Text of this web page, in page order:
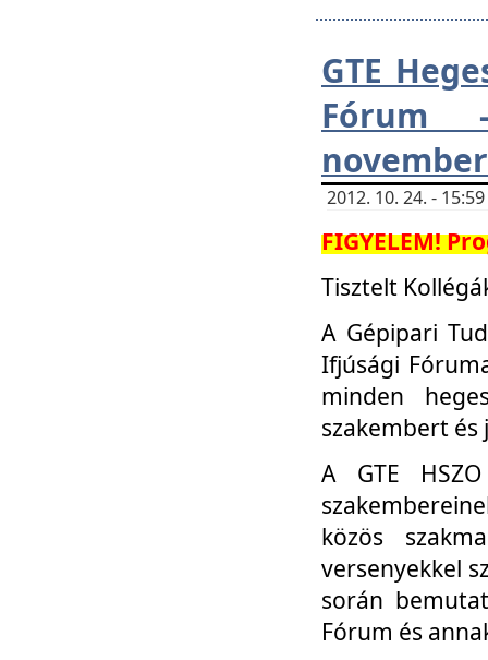
GTE
Fórum
2012. 10. 24. -
FIGYELEM!
Tisztelt
A Gépipari
Ifjúsági
minden
szakembert
A GTE
közös
versenyekkel
során
Fórum és